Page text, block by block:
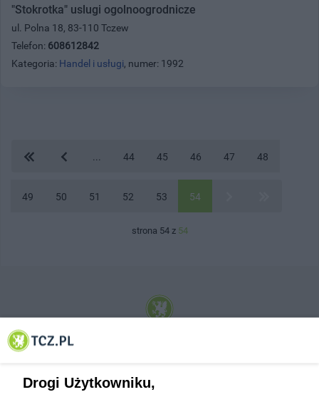
"Stokrotka" uslugi ogolnoogrodnicze
ul. Polna 18, 83-110 Tczew
Telefon: 608612842
Kategoria: Handel i usługi, numer: 1992
44 45 46 47 48
49 50 51 52 53 54
strona 54 z 54
© 2001-2026 Tczew - TCZ.PL Sp. z o.o. Internetowy Serwis Informacyjny Miasta
Drogi Użytkowniku,